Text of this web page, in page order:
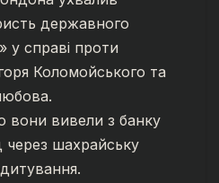
державного
у справі проти
Коломойського та
вони вивели з банку
шахрайську